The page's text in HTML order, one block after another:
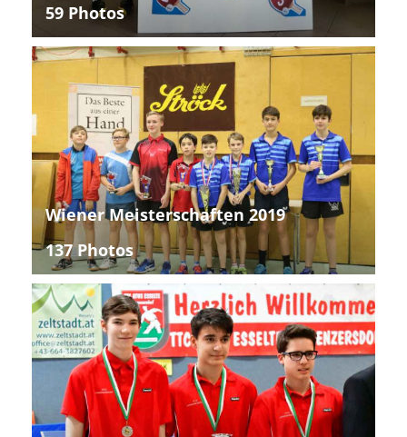
59 Photos
Wiener Meisterschaften 2019
137 Photos